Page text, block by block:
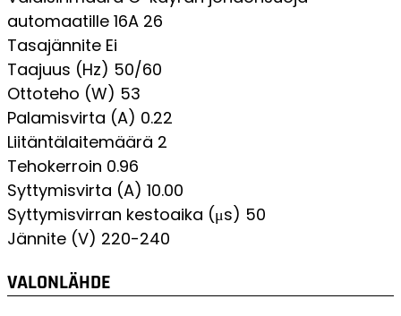
automaatille 16A 26
Tasajännite Ei
Taajuus (Hz) 50/60
Ottoteho (W) 53
Palamisvirta (A) 0.22
Liitäntälaitemäärä 2
Tehokerroin 0.96
Syttymisvirta (A) 10.00
Syttymisvirran kestoaika (μs) 50
Jännite (V) 220-240
VALONLÄHDE